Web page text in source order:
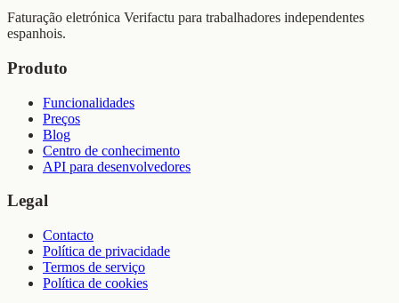
Faturação eletrónica Verifactu para trabalhadores independentes
espanhois.
Produto
Funcionalidades
Preços
Blog
Centro de conhecimento
API para desenvolvedores
Legal
Contacto
Política de privacidade
Termos de serviço
Política de cookies